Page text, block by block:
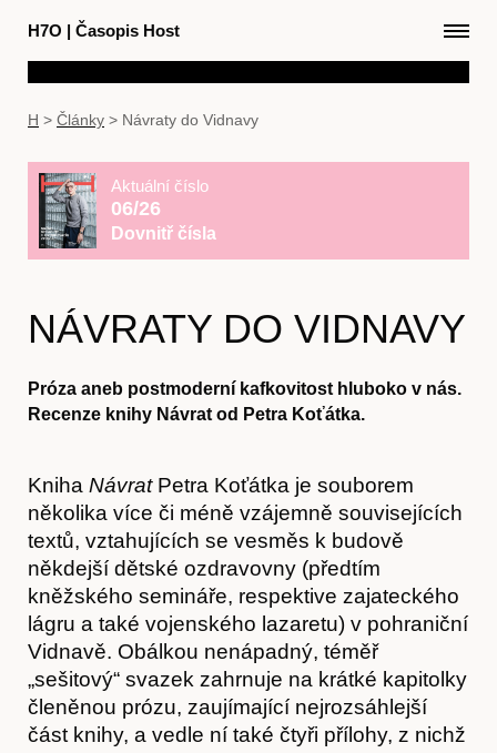
H7O | Časopis Host
H > Články > Návraty do Vidnavy
Aktuální číslo
06/26
Dovnitř čísla
NÁVRATY DO VIDNAVY
Próza aneb postmoderní kafkovitost hluboko v nás.
Recenze knihy Návrat od Petra Koťátka.
Kniha NávratPetra Koťátka je souborem
několika více či méně vzájemně souvisejících
textů, vztahujících se vesměs k budově
někdejší dětské ozdravovny (předtím
kněžského semináře, respektive zajateckého
lágru a také vojenského lazaretu) v pohraniční
Vidnavě. Obálkou nenápadný, téměř
„sešitový“ svazek zahrnuje na krátké kapitolky
členěnou prózu, zaujímající nejrozsáhlejší
část knihy, a vedle ní také čtyři přílohy, z nichž